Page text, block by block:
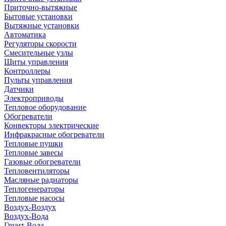
Приточно-вытяжные
Бытовые установки
Вытяжные установки
Автоматика
Регуляторы скорости
Смесительные узлы
Щиты управления
Контроллеры
Пульты управления
Датчики
Электроприводы
Тепловое оборудование
Обогреватели
Конвекторы электрические
Инфракрасные обогреватели
Тепловые пушки
Тепловые завесы
Газовые обогреватели
Тепловентиляторы
Масляные радиаторы
Теплогенераторы
Тепловые насосы
Воздух-Воздух
Воздух-Вода